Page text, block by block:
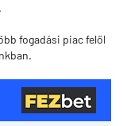
fogadási piac felől